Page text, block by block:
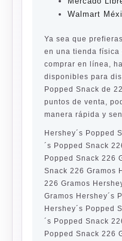
Walmart
Ya sea que
en una tienda física
comprar en línea,
disponibles para
Popped Snack de
puntos de venta,
manera rápida y
Hershey´s Popped
´s Popped Snack
Popped Snack 226
Snack 226 Gramos
226 Gramos
Gramos Hershey´s
Hershey´s Popped
´s Popped Snack
Popped Snack 226